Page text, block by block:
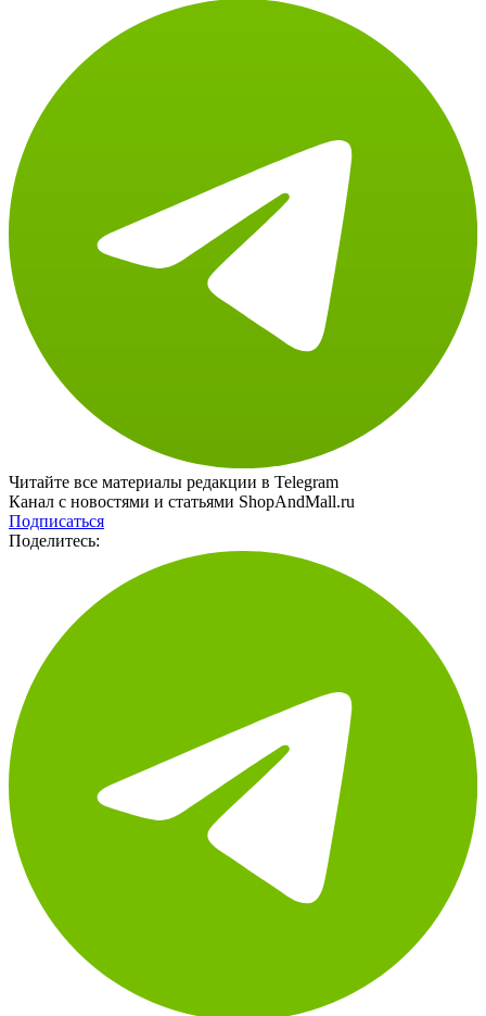
Читайте все материалы редакции в Telegram
Канал с новостями и статьями ShopAndMall.ru
Подписаться
Поделитесь: